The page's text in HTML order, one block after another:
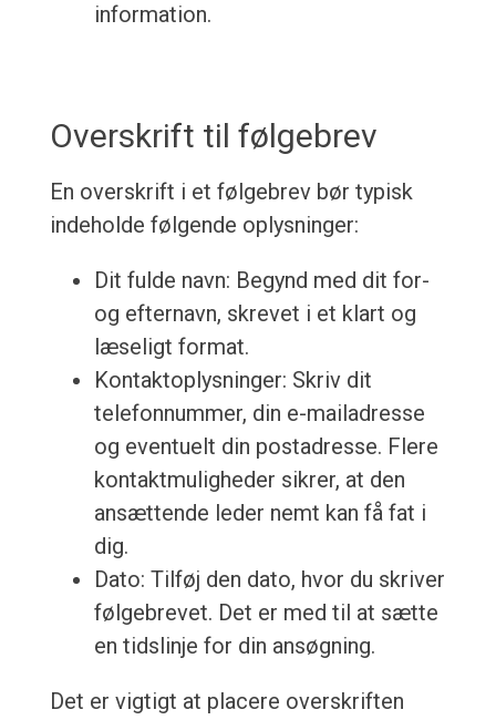
information.
Overskrift til følgebrev
En overskrift i et følgebrev bør typisk
indeholde følgende oplysninger:
Dit fulde navn: Begynd med dit for-
og efternavn, skrevet i et klart og
læseligt format.
Kontaktoplysninger: Skriv dit
telefonnummer, din e-mailadresse
og eventuelt din postadresse. Flere
kontaktmuligheder sikrer, at den
ansættende leder nemt kan få fat i
dig.
Dato: Tilføj den dato, hvor du skriver
følgebrevet. Det er med til at sætte
en tidslinje for din ansøgning.
Det er vigtigt at placere overskriften